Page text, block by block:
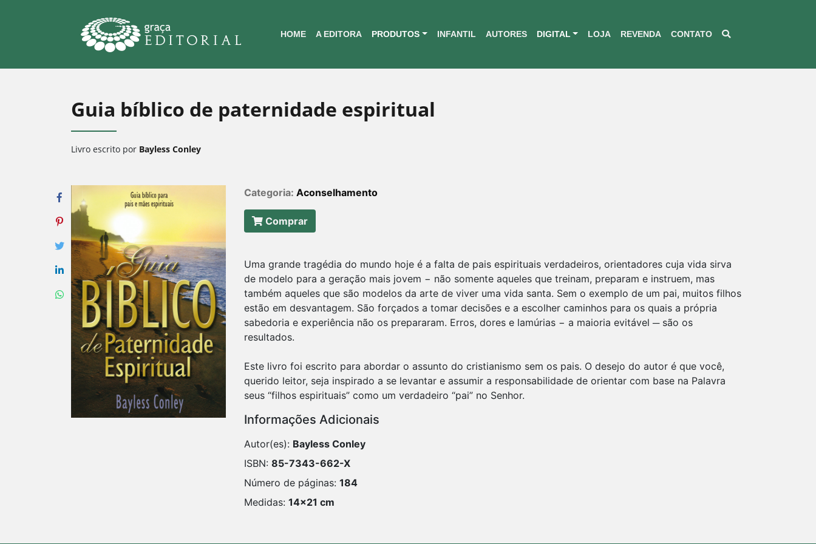
HOME A EDITORA PRODUTOS INFANTIL AUTORES DIGITAL LOJA REVENDA CONTATO
Guia bíblico de paternidade espiritual
Livro escrito por Bayless Conley
Categoria: Aconselhamento
Comprar
Uma grande tragédia do mundo hoje é a falta de pais espirituais verdadeiros, orientadores cuja vida sirva
de modelo para a geração mais jovem − não somente aqueles que treinam, preparam e instruem, mas
também aqueles que são modelos da arte de viver uma vida santa. Sem o exemplo de um pai, muitos filhos
estão em desvantagem. São forçados a tomar decisões e a escolher caminhos para os quais a própria
sabedoria e experiência não os prepararam. Erros, dores e lamúrias − a maioria evitável ─ são os
resultados.
Este livro foi escrito para abordar o assunto do cristianismo sem os pais. O desejo do autor é que você,
querido leitor, seja inspirado a se levantar e assumir a responsabilidade de orientar com base na Palavra
Informações Adicionais
Autor(es): Bayless Conley
ISBN: 85-7343-662-X
Número de páginas: 184
Medidas: 14x21 cm